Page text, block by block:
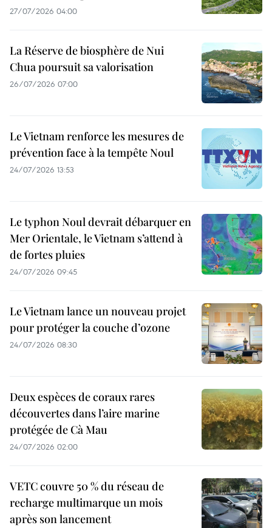
27/07/2026 04:00
La Réserve de biosphère de Nui
Chua poursuit sa valorisation
26/07/2026 07:00
Le Vietnam renforce les mesures de
prévention face à la tempête Noul
24/07/2026 13:53
Le typhon Noul devrait débarquer en
Mer Orientale, le Vietnam s’attend à
de fortes pluies
24/07/2026 09:45
Le Vietnam lance un nouveau projet
pour protéger la couche d’ozone
24/07/2026 08:30
Deux espèces de coraux rares
découvertes dans l’aire marine
protégée de Cà Mau
24/07/2026 02:00
VETC couvre 50 % du réseau de
recharge multimarque un mois
après son lancement